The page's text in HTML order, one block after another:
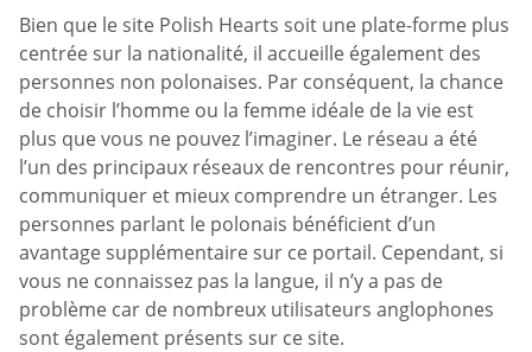
Bien que le site Polish Hearts soit une plate-forme plus
centrée sur la nationalité, il accueille également des
personnes non polonaises. Par conséquent, la chance
de choisir l’homme ou la femme idéale de la vie est
plus que vous ne pouvez l’imaginer. Le réseau a été
l’un des principaux réseaux de rencontres pour réunir,
communiquer et mieux comprendre un étranger. Les
personnes parlant le polonais bénéficient d’un
avantage supplémentaire sur ce portail. Cependant, si
vous ne connaissez pas la langue, il n’y a pas de
problème car de nombreux utilisateurs anglophones
sont également présents sur ce site.